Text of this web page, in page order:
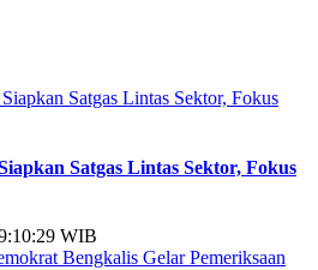
Satgas Lintas Sektor, Fokus
WIB